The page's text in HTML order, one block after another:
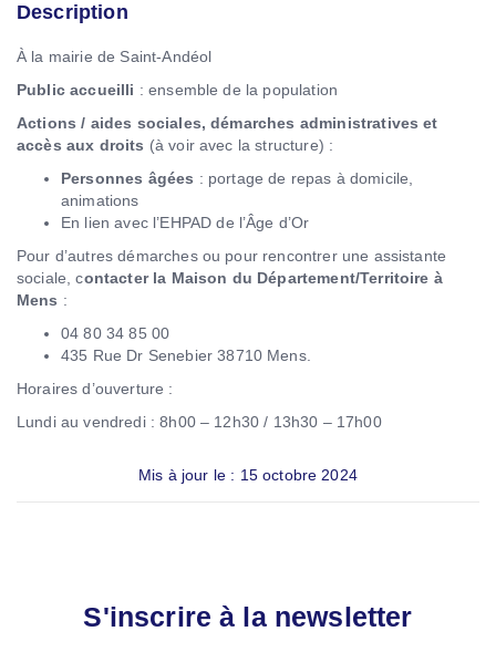
Description
À la mairie de Saint-Andéol
Public accueilli : ensemble de la population
Actions / aides sociales, démarches administratives et
accès aux droits (à voir avec la structure) :
Personnes âgées : portage de repas à domicile,
animations
En lien avec l’EHPAD de l’Âge d’Or
Pour d’autres démarches ou pour rencontrer une assistante
sociale, contacter la Maison du Département/Territoire à
Mens :
04 80 34 85 00
435 Rue Dr Senebier 38710 Mens.
Horaires d’ouverture :
Lundi au vendredi : 8h00 – 12h30 / 13h30 – 17h00
Mis à jour le : 15 octobre 2024
S'inscrire à la newsletter